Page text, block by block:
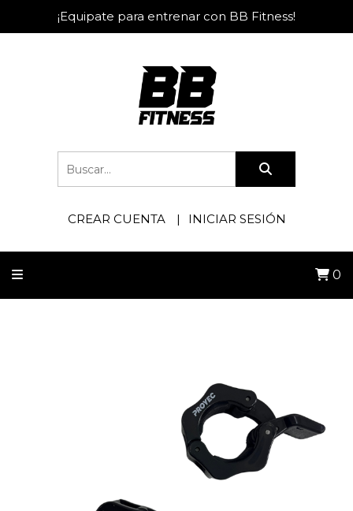
¡Equipate para entrenar con BB Fitness!
CREAR CUENTA INICIAR SESIÓN
0